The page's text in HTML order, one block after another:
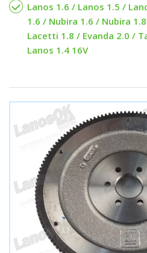
Lanos 1.6 / Lanos 1.5 /
1.6 / Nubira 1.6 / Nubira
Lacetti 1.8 / Evanda 2.0 /
Lanos 1.4 16V